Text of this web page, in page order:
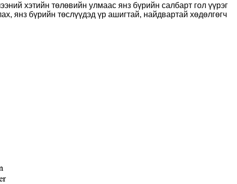
хэтийн төлөвийн улмаас янз бүрийн салбарт гол үүрэг
янз бүрийн төслүүдэд үр ашигтай, найдвартай хөдөлгөгч